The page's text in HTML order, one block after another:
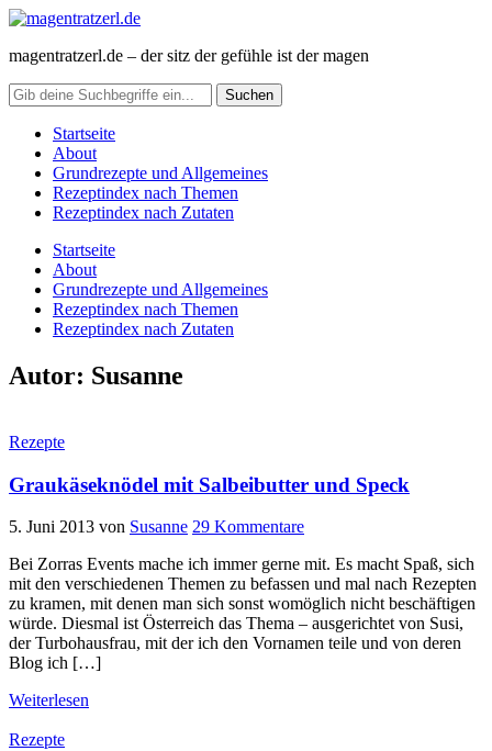
magentratzerl.de – der sitz der gefühle ist der magen
Startseite
About
Grundrezepte und Allgemeines
Rezeptindex nach Themen
Rezeptindex nach Zutaten
Startseite
About
Grundrezepte und Allgemeines
Rezeptindex nach Themen
Rezeptindex nach Zutaten
Autor: Susanne
Rezepte
Graukäseknödel mit Salbeibutter und Speck
5. Juni 2013 von Susanne 29 Kommentare
Bei Zorras Events mache ich immer gerne mit. Es macht Spaß, sich
mit den verschiedenen Themen zu befassen und mal nach Rezepten
zu kramen, mit denen man sich sonst womöglich nicht beschäftigen
würde. Diesmal ist Österreich das Thema – ausgerichtet von Susi,
der Turbohausfrau, mit der ich den Vornamen teile und von deren
Blog ich […]
Weiterlesen
Rezepte